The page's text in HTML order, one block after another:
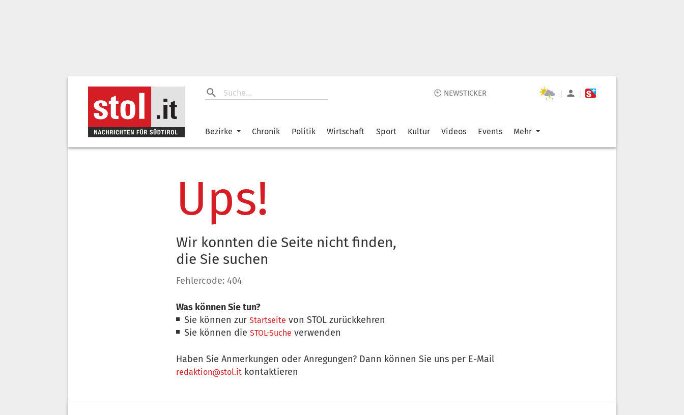
🕙 NEWSTICKER | |
Bezirke Chronik Politik Wirtschaft Sport Kultur Videos Events Mehr
Ups!
Wir konnten die Seite nicht finden,
die Sie suchen
Fehlercode: 404
Was können Sie tun?
Sie können zurStartseite von STOL zurückkehren
Sie können dieSTOL-Suche verwenden
Haben Sie Anmerkungen oder Anregungen? Dann können Sie uns per E-Mail
redaktion@stol.it kontaktieren